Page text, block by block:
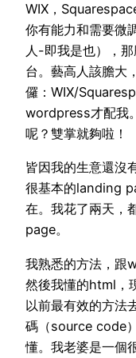
WIX，
你有能力和需要微
人-即我是也），
台。藝高人該膽大
儸：WIX/
wordpress才配我
呢？雙掌就夠啦！
皆因我的生意還沒
很基本的landing
在。我花了兩天，
page。
我熟悉的方法，跟
然後我懂的html，
以前最有效的方法
碼（source code
懂。我老婆是一個